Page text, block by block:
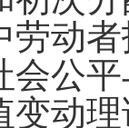
劳动
公
动